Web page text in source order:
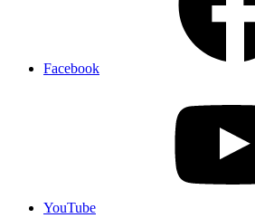
Facebook
YouTube